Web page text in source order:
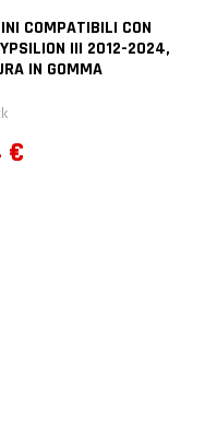
COMPATIBILI CON
III 2012-2024,
IN GOMMA
€